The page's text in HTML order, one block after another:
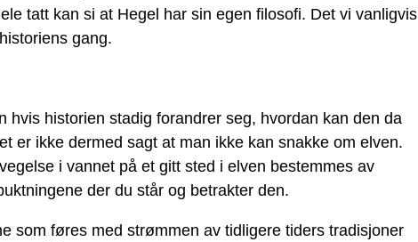
tatt kan si at Hegel har sin egen filosofi. Det vi vanligvis
gang.
historien stadig forandrer seg, hvordan kan den da
er ikke dermed sagt at man ikke kan snakke om elven.
i vannet på et gitt sted i elven bestemmes av
der du står og betrakter den.
som føres med strømmen av tidligere tiders tradisjoner